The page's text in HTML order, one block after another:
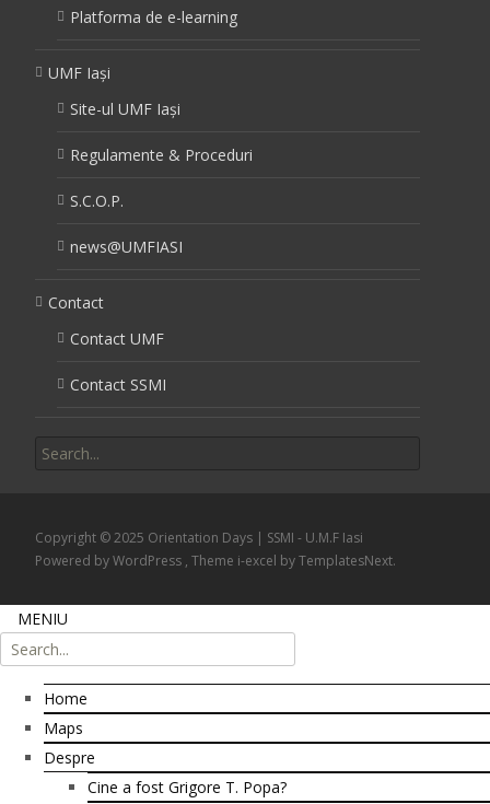
Platforma de e-learning
UMF Iași
Site-ul UMF Iași
Regulamente & Proceduri
S.C.O.P.
news@UMFIASI
Contact
Contact UMF
Contact SSMI
Copyright © 2025 Orientation Days | SSMI - U.M.F Iasi
Powered by WordPress , Theme i-excel by TemplatesNext.
MENIU
Home
Maps
Despre
Cine a fost Grigore T. Popa?